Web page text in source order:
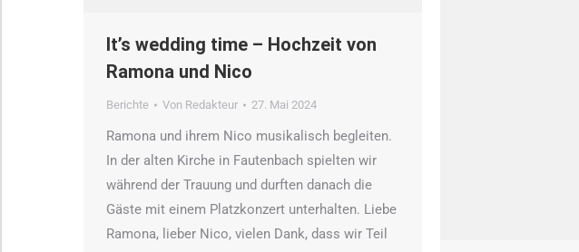
It’s wedding time – Hochzeit von
Ramona und Nico
Berichte Von Redakteur 27. Mai 2024
Ramona und ihrem Nico musikalisch begleiten.
In der alten Kirche in Fautenbach spielten wir
während der Trauung und durften danach die
Gäste mit einem Platzkonzert unterhalten. Liebe
Ramona, lieber Nico, vielen Dank, dass wir Teil